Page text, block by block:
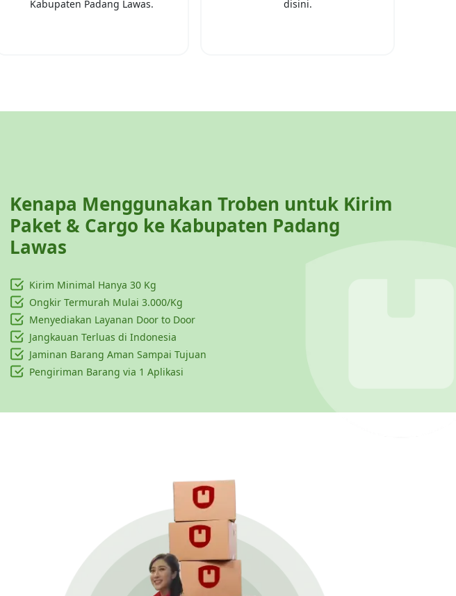
Kabupaten Padang Lawas.
disini.
Kenapa Menggunakan Troben untuk Kirim
Paket & Cargo ke Kabupaten Padang
Lawas
Kirim Minimal Hanya 30 Kg
Ongkir Termurah Mulai 3.000/Kg
Menyediakan Layanan Door to Door
Jangkauan Terluas di Indonesia
Jaminan Barang Aman Sampai Tujuan
Pengiriman Barang via 1 Aplikasi